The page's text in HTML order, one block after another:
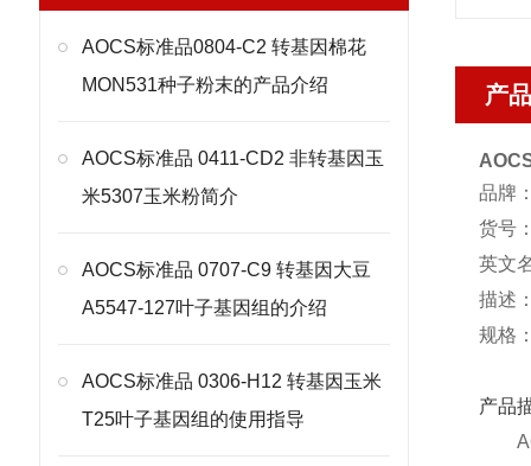
AOCS标准品0804-C2 转基因棉花
MON531种子粉末的产品介绍
AOCS标准品 0411-CD2 非转基因玉
米5307玉米粉简介
AOCS标准品 0707-C9 转基因大豆
A5547-127叶子基因组的介绍
AOCS标准品 0306-H12 转基因玉米
T25叶子基因组的使用指导
产
品牌
货号
英文
描述
规格
产品